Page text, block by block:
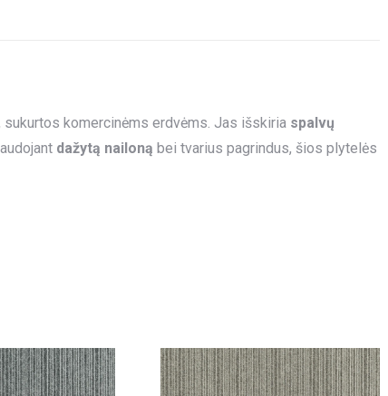
sukurtos komercinėms erdvėms. Jas išskiria spalvų
dažytą nailoną bei tvarius pagrindus, šios plytelės